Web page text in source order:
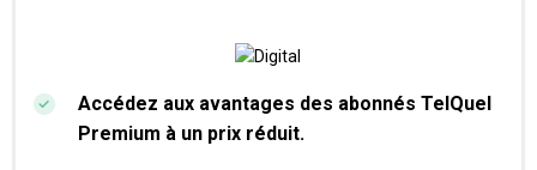
Accédez aux avantages des abonnés TelQuel
Premium à un prix réduit.